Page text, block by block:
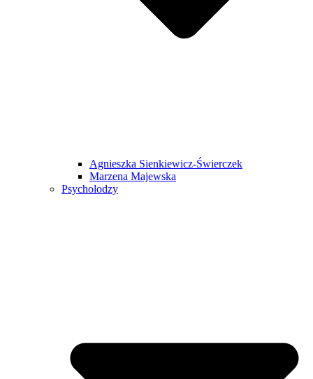
Agnieszka Sienkiewicz-Świerczek
Marzena Majewska
Psycholodzy